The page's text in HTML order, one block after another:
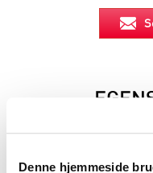
Denne hjemmeside